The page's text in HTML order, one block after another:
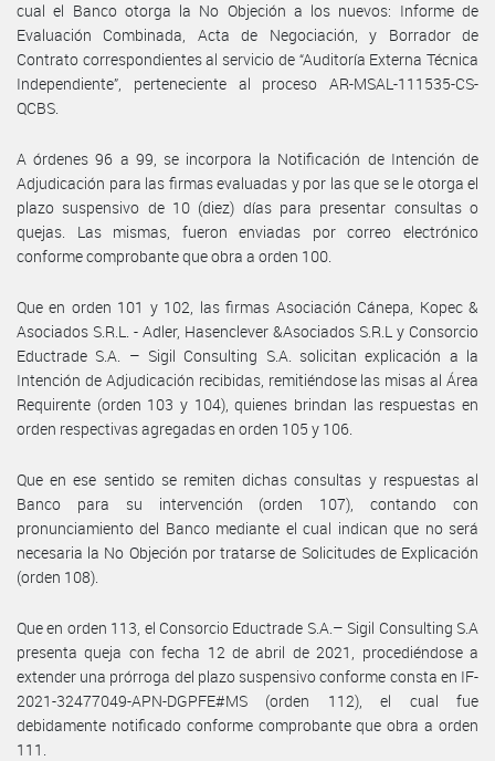
cual el Banco otorga la No Objeción a los nuevos: Informe de
Evaluación Combinada, Acta de Negociación, y Borrador de
Contrato correspondientes al servicio de “Auditoría Externa Técnica
Independiente”, perteneciente al proceso AR-MSAL-111535-CS-
QCBS.
A órdenes 96 a 99, se incorpora la Notificación de Intención de
Adjudicación para las firmas evaluadas y por las que se le otorga el
plazo suspensivo de 10 (diez) días para presentar consultas o
quejas. Las mismas, fueron enviadas por correo electrónico
conforme comprobante que obra a orden 100.
Que en orden 101 y 102, las firmas Asociación Cánepa, Kopec &
Asociados S.R.L. - Adler, Hasenclever &Asociados S.R.L y Consorcio
Eductrade S.A. – Sigil Consulting S.A. solicitan explicación a la
Intención de Adjudicación recibidas, remitiéndose las misas al Área
Requirente (orden 103 y 104), quienes brindan las respuestas en
orden respectivas agregadas en orden 105 y 106.
Que en ese sentido se remiten dichas consultas y respuestas al
Banco para su intervención (orden 107), contando con
pronunciamiento del Banco mediante el cual indican que no será
necesaria la No Objeción por tratarse de Solicitudes de Explicación
(orden 108).
Que en orden 113, el Consorcio Eductrade S.A.– Sigil Consulting S.A
presenta queja con fecha 12 de abril de 2021, procediéndose a
extender una prórroga del plazo suspensivo conforme consta en IF-
2021-32477049-APN-DGPFE#MS (orden 112), el cual fue
debidamente notificado conforme comprobante que obra a orden
111.